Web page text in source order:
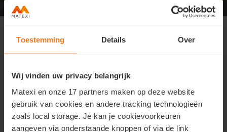
Toestemming Details Over
Wij vinden uw privacy belangrijk
Matexi en onze 17 partners maken op deze website
gebruik van cookies en andere tracking technologieën
zoals local storage. Je kan je cookievoorkeuren
aangeven via onderstaande knoppen of via de link
Hoeilaart is open in de
zomervakantie
Ontdek het project zonder afspraak
De werfvoortgang alsook de interesse in Hoeilaart,
Bemdekensveld blijft groeien. We willen alle
geïnteresseerden nog meer kansen bieden om het
project in alle rust te ontdekken, daarom openen we
deze zomer onze deuren in dit project.